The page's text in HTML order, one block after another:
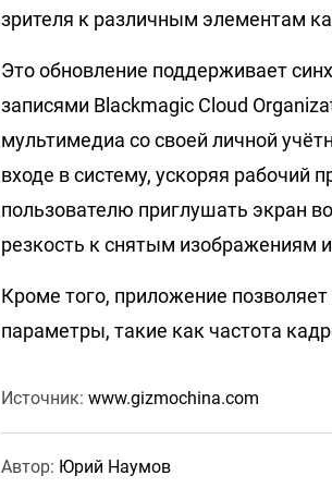
зрителя к различным элементам
Это обновление поддерживает
записями Blackmagic Cloud
мультимедиа со своей личной
входе в систему, ускоряя рабочий
пользователю приглушать экран
резкость к снятым изображениям
Кроме того, приложение
параметры, такие как частота
Источник: www.gizmochina.com
Автор: Юрий Наумов